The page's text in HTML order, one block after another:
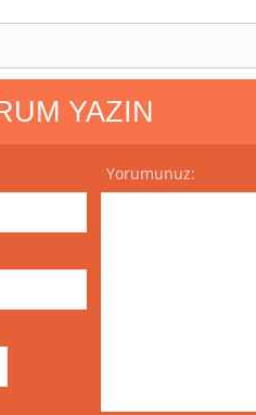
YAZIN
Yorumunuz: